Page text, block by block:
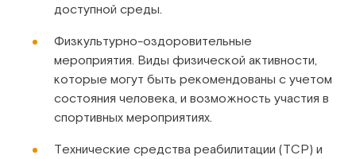
доступной среды.
Физкультурно-оздоровительные
мероприятия. Виды физической активности,
которые могут быть рекомендованы с учетом
состояния человека, и возможность участия в
спортивных мероприятиях.
Технические средства реабилитации (ТСР) и